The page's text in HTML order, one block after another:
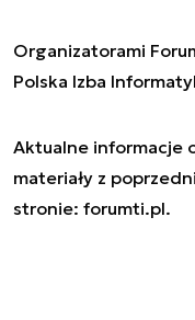
Organizatorami
Polska Izba
Aktualne informacje
materiały z
stronie: forumti.pl.